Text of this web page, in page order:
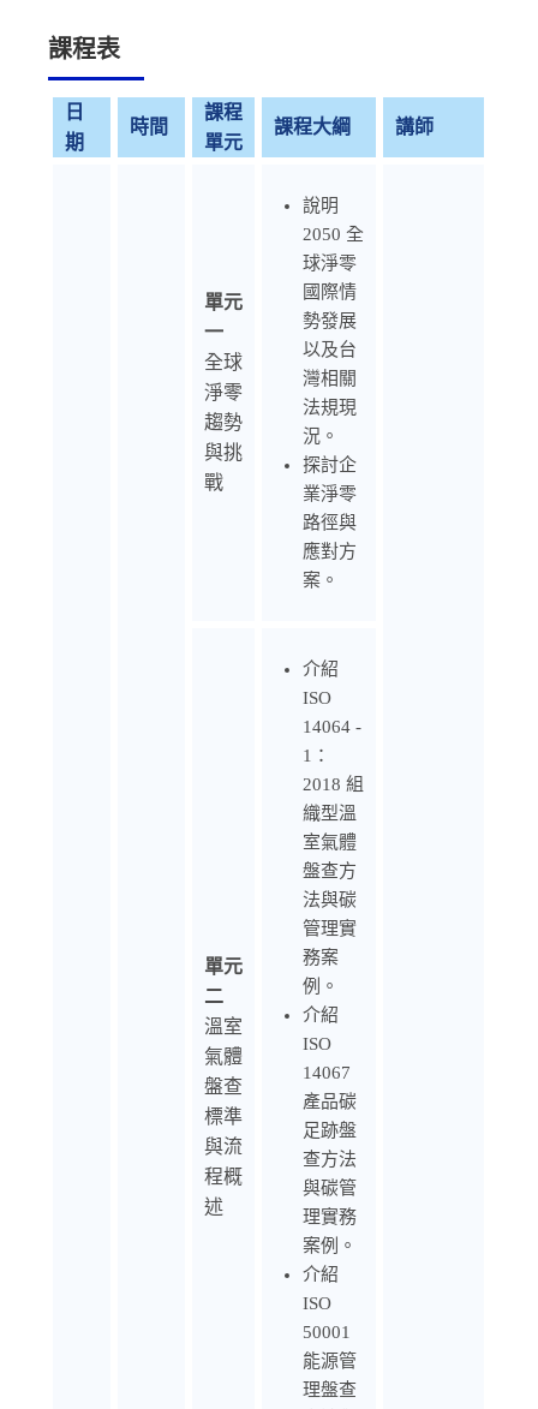
課程表
日
期
時間
課程
單元
課程大綱 講師
單元
一
全球
淨零
趨勢
與挑
戰
說明
2050 全
球淨零
國際情
勢發展
以及台
灣相關
法規現
況。
探討企
業淨零
路徑與
應對方
案。
單元
二
溫室
氣體
盤查
標準
與流
程概
述
介紹
ISO
14064 -
1：
2018 組
織型溫
室氣體
盤查方
法與碳
管理實
務案
例。
介紹
ISO
14067
產品碳
足跡盤
查方法
與碳管
理實務
案例。
介紹
ISO
50001
能源管
理盤查